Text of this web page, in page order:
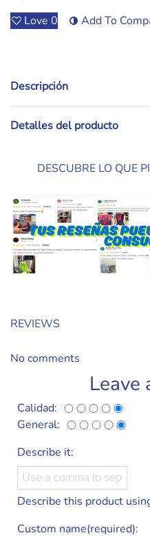
Love 0 Add To
Descripción
Detalles del producto
DESCUBRE LO QUE
REVIEWS
No comments
Leave
Calidad:
General:
Describe it:
Describe this product
Custom name(required):